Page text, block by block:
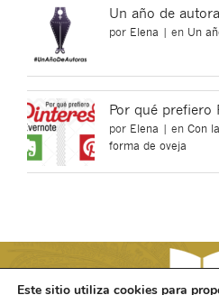
Un año de
por Elena | en Un
Por qué prefiero
por Elena | en Con
forma de oveja
Este sitio utiliza cookies para